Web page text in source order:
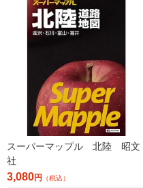
スーパーマップル 北陸 昭文
社
3,080円 （税込）